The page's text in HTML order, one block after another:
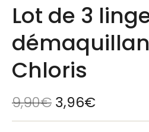
Lot de 3
Chloris
9,90€ 3,96€